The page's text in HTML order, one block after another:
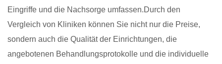
Eingriffe und die Nachsorge umfassen.Durch den
Vergleich von Kliniken können Sie nicht nur die Preise,
sondern auch die Qualität der Einrichtungen, die
angebotenen Behandlungsprotokolle und die individuelle